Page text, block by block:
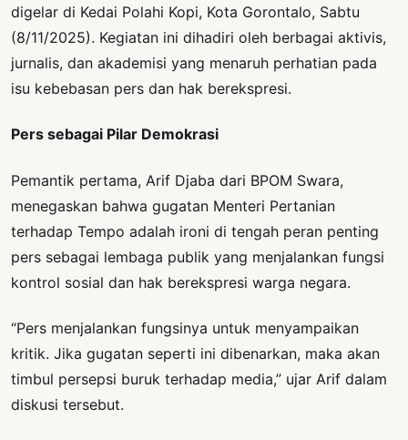
digelar di Kedai Polahi Kopi, Kota Gorontalo, Sabtu
(8/11/2025). Kegiatan ini dihadiri oleh berbagai aktivis,
jurnalis, dan akademisi yang menaruh perhatian pada
isu kebebasan pers dan hak berekspresi.
Pers sebagai Pilar Demokrasi
Pemantik pertama, Arif Djaba dari BPOM Swara,
menegaskan bahwa gugatan Menteri Pertanian
terhadap Tempo adalah ironi di tengah peran penting
pers sebagai lembaga publik yang menjalankan fungsi
kontrol sosial dan hak berekspresi warga negara.
“Pers menjalankan fungsinya untuk menyampaikan
kritik. Jika gugatan seperti ini dibenarkan, maka akan
timbul persepsi buruk terhadap media,” ujar Arif dalam
diskusi tersebut.